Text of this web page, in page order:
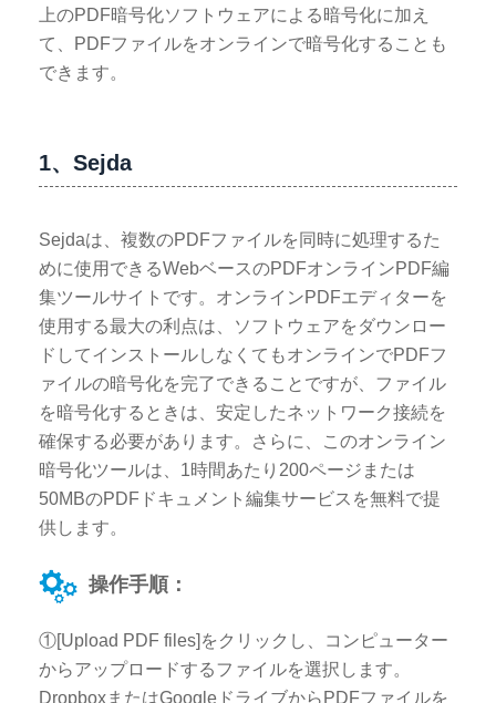
上のPDF暗号化ソフトウェアによる暗号化に加え
て、PDFファイルをオンラインで暗号化することも
できます。
1、Sejda
Sejdaは、複数のPDFファイルを同時に処理するた
めに使用できるWebベースのPDFオンラインPDF編
集ツールサイトです。オンラインPDFエディターを
使用する最大の利点は、ソフトウェアをダウンロー
ドしてインストールしなくてもオンラインでPDFフ
ァイルの暗号化を完了できることですが、ファイル
を暗号化するときは、安定したネットワーク接続を
確保する必要があります。さらに、このオンライン
暗号化ツールは、1時間あたり200ページまたは
50MBのPDFドキュメント編集サービスを無料で提
供します。
操作手順：
①[Upload PDF files]をクリックし、コンピューター
からアップロードするファイルを選択します。
DropboxまたはGoogleドライブからPDFファイルを